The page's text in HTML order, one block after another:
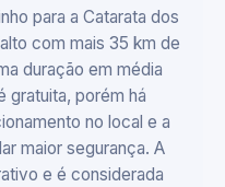
para a Catarata dos
com mais 35 km de
duração em média
gratuita, porém há
no local e a
maior segurança. A
e é considerada